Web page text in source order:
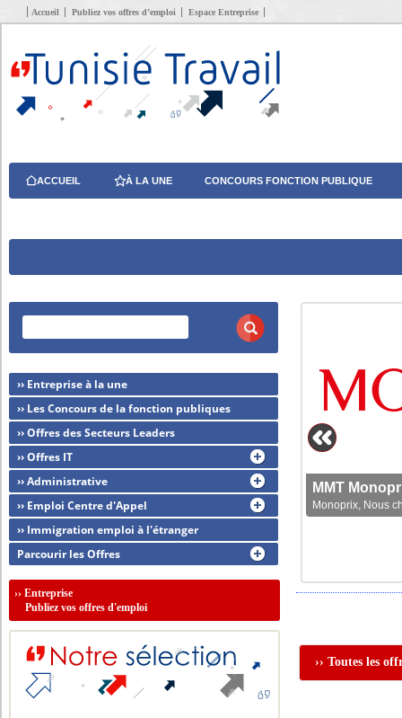
Accueil Publiez vos offres d’emploi Espace Entreprise
ACCUEIL À LA UNE CONCOURS FONCTION PUBLIQUE
MMT
Monoprix, Nous
›› Toutes les
›› Entreprise à la une
›› Les Concours de la fonction publiques
›› Offres des Secteurs Leaders
›› Offres IT
›› Administrative
›› Emploi Centre d'Appel
›› Immigration emploi à l'étranger
Parcourir les Offres
››Entreprise
Publiez vos offres d'emploi